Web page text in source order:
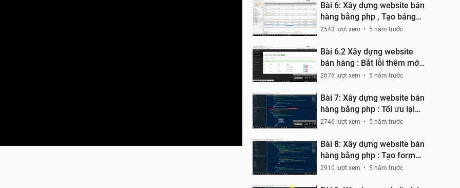
Bài 6: Xây dựng website bán
hàng bằng php , Tạo bảng
user , admin , product
2543 lượt xem 5 năm trước
Bài 6.2 Xây dựng website
bán hàng : Bắt lỗi thêm mới
trùng nhau
2676 lượt xem 5 năm trước
Bài 7: Xây dựng website bán
hàng bằng php : Tối ưu lại
code
2746 lượt xem 5 năm trước
Bài 8: Xây dựng website bán
hàng bằng php : Tạo form
thêm , sửa sản phẩm
2910 lượt xem 5 năm trước